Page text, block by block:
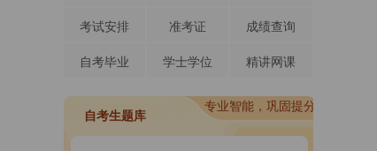
考试安排
准考证
成绩查询
自考毕业
学士学位 精讲网课
自考生题库
专业智能，巩固提分
进入做题